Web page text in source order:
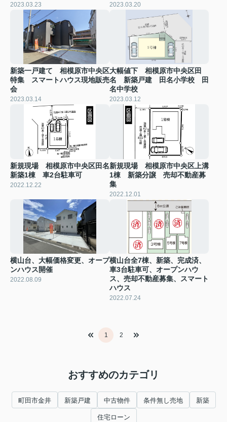
2023.03.23 2023.03.20
新築一戸建て 相模原市中央区
特集 スマートハウス現地販売
会
2023.03.14
大幅値下 相模原市中央区田
名 新築戸建 田名小学校 田
名中学校
2023.03.12
新規現場 相模原市中央区田名
新築1棟 車2台駐車可
2022.12.22
新規現場 相模原市中央区上溝
1棟 新築分譲 売却不動産募
集
2022.12.01
横山台、大幅価格変更、オープ
ンハウス開催
2022.08.09
横山台全7棟、新築、完成済、
車3台駐車可、オープンハウ
ス、売却不動産募集、スマート
ハウス
2022.07.24
1 2
おすすめのカテゴリ
町田市金井 新築戸建 中古物件 条件無し売地 新築
住宅ローン